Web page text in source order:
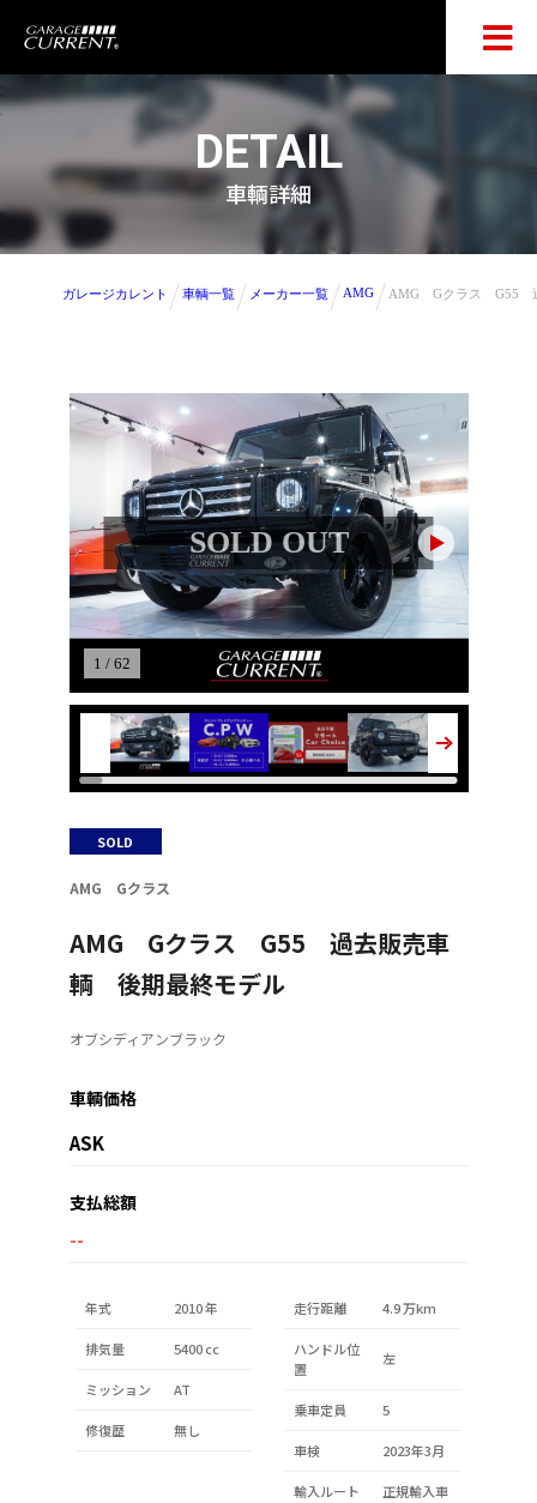
DETAIL
車輌詳細
ガレージカレント 車輌一覧 メーカー一覧 AMG AMG Gクラス G55
SOLD OUT
1 / 62
SOLD
AMG Gクラス
AMG Gクラス G55 過去販売車
輌 後期最終モデル
オブシディアンブラック
車輌価格
ASK
支払総額
--
年式 2010 年
排気量 5400 cc
ミッション AT
修復歴 無し
走行距離 4.9 万km
ハンドル位
置
左
乗車定員 5
車検 2023年3月
輸入ルート 正規輸入車